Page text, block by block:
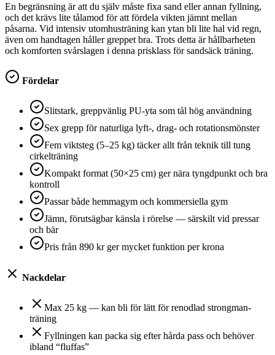
En begränsning är att du själv måste fixa sand eller annan fyllning,
och det krävs lite tålamod för att fördela vikten jämnt mellan
påsarna. Vid intensiv utomhusträning kan ytan bli lite hal vid regn,
även om handtagen håller greppet bra. Trots detta är hållbarheten
och komforten svårslagen i denna prisklass för sandsäck träning.
Fördelar
Slitstark, greppvänlig PU-yta som tål hög användning
Sex grepp för naturliga lyft-, drag- och rotationsmönster
Fem viktsteg (5–25 kg) täcker allt från teknik till tung
cirkelträning
Kompakt format (50×25 cm) ger nära tyngdpunkt och bra
kontroll
Passar både hemmagym och kommersiella gym
Jämn, förutsägbar känsla i rörelse — särskilt vid pressar
och bär
Pris från 890 kr ger mycket funktion per krona
Nackdelar
Max 25 kg — kan bli för lätt för renodlad strongman-
träning
Fyllningen kan packa sig efter hårda pass och behöver
ibland “fluffas”